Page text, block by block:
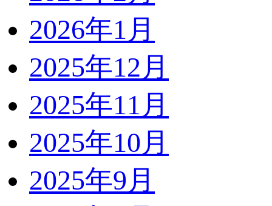
2026年1月
2025年12月
2025年11月
2025年10月
2025年9月